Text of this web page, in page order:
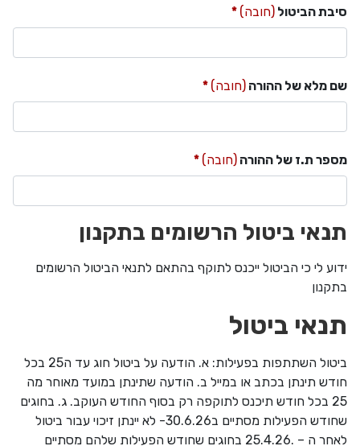
סיבת הביטול (חובה)
שם מלא של ההורה (חובה)
מספר ת.ז של ההורה (חובה)
תנאי ביטול הרשומים בתקנון
ידוע לי כי הביטול ייכנס לתוקף בהתאם לתנאי הביטול הרשומים
בתקנון
תנאי ביטול
ביטול השתתפות בפעילות: א. הודעה על ביטול חוג עד ה25 בכל
חודש תינתן בכתב או במייל ב. הודעה שתינתן במועד מאוחר מה
25 בכל חודש תיכנס לתוקפה רק בסוף החודש העוקב. ג. בחוגים
שחודש הפעילות מסתיים ב30.6.26- לא יינתן זיכוי עבור ביטול
לאחר ה – .25.4.26 בחוגים שחודש הפעילות שלהם מסתיים